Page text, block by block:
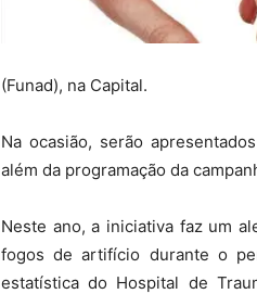
(Funad), na Capital.
Na ocasião, serão
além da programação da
Neste ano, a iniciativa faz um
fogos de artifício durante o
estatística do Hospital de